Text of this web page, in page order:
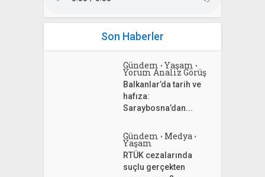
Son Haberler
Gündem • Yaşam •
Yorum Analiz Görüş
Balkanlar’da tarih ve
hafıza:
Saraybosna’dan...
Gündem • Medya •
Yaşam
RTÜK cezalarında
suçlu gerçekten